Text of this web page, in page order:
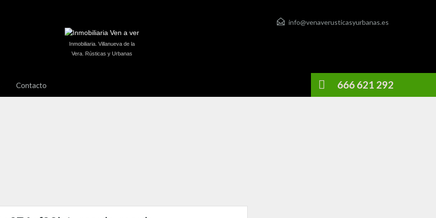
info@venaverusticasyurbanas.es
Inmobiliaria. Villanueva de la
Vera. Rústicas y Urbanas
Contacto 666 621 292